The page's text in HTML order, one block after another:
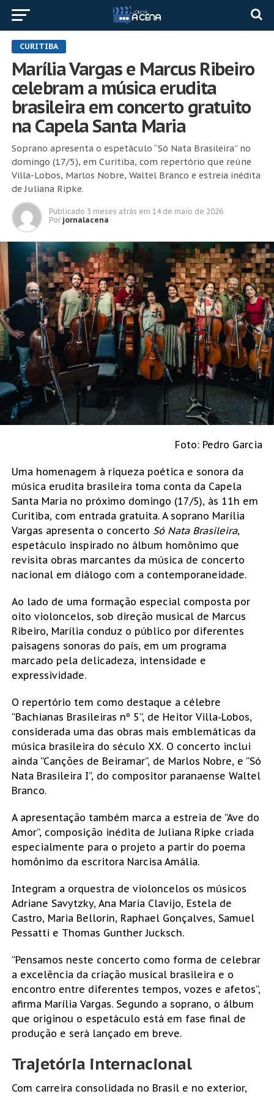
CURITIBA
Marília Vargas e Marcus Ribeiro
celebram a música erudita
brasileira em concerto gratuito
na Capela Santa Maria
Soprano apresenta o espetáculo “Só Nata Brasileira” no
domingo (17/5), em Curitiba, com repertório que reúne
Villa-Lobos, Marlos Nobre, Waltel Branco e estreia inédita
de Juliana Ripke.
Publicado 3 meses atrás em 14 de maio de 2026
Por jornalacena
Foto: Pedro Garcia
Uma homenagem à riqueza poética e sonora da
música erudita brasileira toma conta da Capela
Santa Maria no próximo domingo (17/5), às 11h em
Curitiba, com entrada gratuita. A soprano Marília
Vargas apresenta o concerto Só Nata Brasileira,
espetáculo inspirado no álbum homônimo que
revisita obras marcantes da música de concerto
nacional em diálogo com a contemporaneidade.
Ao lado de uma formação especial composta por
oito violoncelos, sob direção musical de Marcus
Ribeiro, Marília conduz o público por diferentes
paisagens sonoras do país, em um programa
marcado pela delicadeza, intensidade e
expressividade.
O repertório tem como destaque a célebre
“Bachianas Brasileiras nº 5”, de Heitor Villa-Lobos,
considerada uma das obras mais emblemáticas da
música brasileira do século XX. O concerto inclui
ainda “Canções de Beiramar”, de Marlos Nobre, e “Só
Nata Brasileira I”, do compositor paranaense Waltel
Branco.
A apresentação também marca a estreia de “Ave do
Amor”, composição inédita de Juliana Ripke criada
especialmente para o projeto a partir do poema
homônimo da escritora Narcisa Amália.
Integram a orquestra de violoncelos os músicos
Adriane Savytzky, Ana Maria Clavijo, Estela de
Castro, Maria Bellorín, Raphael Gonçalves, Samuel
Pessatti e Thomas Gunther Jucksch.
“Pensamos neste concerto como forma de celebrar
a excelência da criação musical brasileira e o
encontro entre diferentes tempos, vozes e afetos”,
afirma Marília Vargas. Segundo a soprano, o álbum
que originou o espetáculo está em fase final de
produção e será lançado em breve.
Trajetória internacional
Com carreira consolidada no Brasil e no exterior,